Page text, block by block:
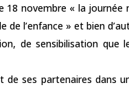
18 novembre « la journée
l’enfance » et bien
de sensibilisation que
de ses partenaires dans